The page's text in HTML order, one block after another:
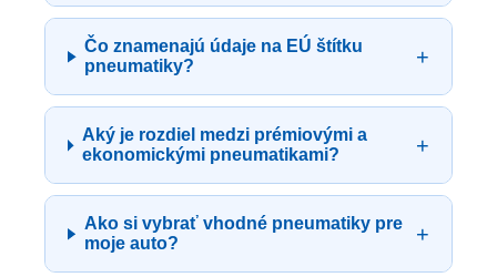
Čo znamenajú údaje na EÚ štítku
pneumatiky?
+
Aký je rozdiel medzi prémiovými a
ekonomickými pneumatikami?
+
Ako si vybrať vhodné pneumatiky pre
moje auto?
+